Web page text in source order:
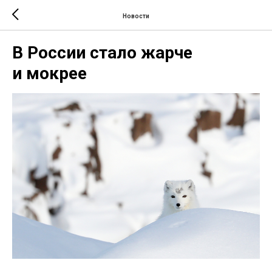
Новости
В России стало жарче
и мокрее